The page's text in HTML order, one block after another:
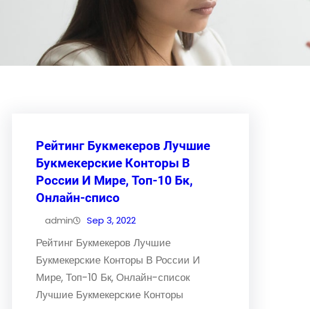
Рейтинг Букмекеров Лучшие
Букмекерские Конторы В
России И Мире, Топ-10 Бк,
Онлайн-списо
admin Sep 3, 2022
Рейтинг Букмекеров Лучшие
Букмекерские Конторы В России И
Мире, Топ-10 Бк, Онлайн-список
Лучшие Букмекерские Конторы